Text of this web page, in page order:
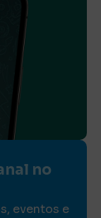
no
eventos e